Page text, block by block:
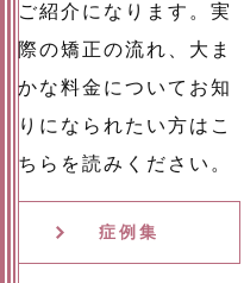
ご紹介になります。実
際の矯正の流れ、大ま
かな料金についてお知
りになられたい方はこ
ちらを読みください。
症例集